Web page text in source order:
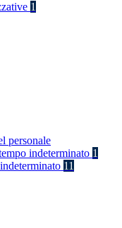
1
personale
indeterminato 1
11